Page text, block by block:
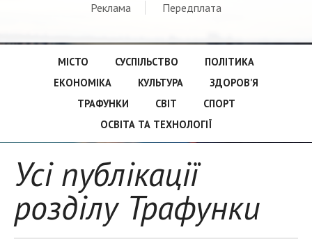
Реклама
Передплата
МІСТО СУСПІЛЬСТВО
ПОЛІТИКА
ЕКОНОМІКА
КУЛЬТУРА
ЗДОРОВ’Я
ТРАФУНКИ
СВІТ
СПОРТ
ОСВІТА ТА ТЕХНОЛОГІЇ
Усі публікації
розділу Трафунки